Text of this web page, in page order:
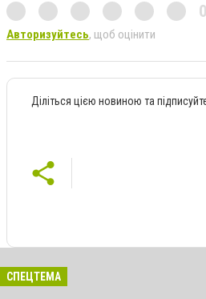
Авторизуйтесь, щоб оцінити
Діліться цією новиною та
СПЕЦТЕМА